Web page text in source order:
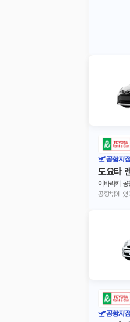
공항지
도요타
이바라키 공
공항밖에 있
공항지